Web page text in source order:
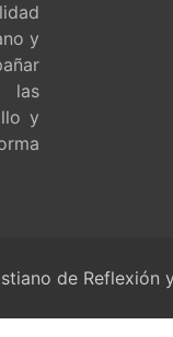
y
y
de Reflexión